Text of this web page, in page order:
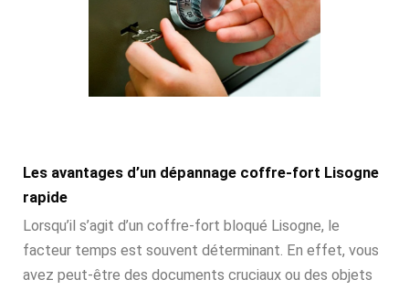
Les avantages d’un dépannage coffre-fort Lisogne
rapide
Lorsqu’il s’agit d’un coffre-fort bloqué Lisogne, le
facteur temps est souvent déterminant. En effet, vous
avez peut-être des documents cruciaux ou des objets